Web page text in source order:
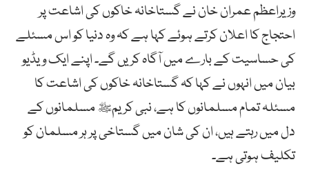
وزیراعظم عمران خان نے گستاخانہ خاکوں کی اشاعت پر
احتجاج کا اعلان کرتے ہوئے کہا ہے کہ وہ دنیا کو اس مسئلے
کی حساسیت کے بارے میں آگاہ کریں گے۔ اپنے ایک ویڈیو
بیان میں انہوں نے کہا کہ گستاخانہ خاکوں کی اشاعت کا
مسئلہ تمام مسلمانوں کا ہے، نبی کریمﷺ مسلمانوں کے
دل میں رہتے ہیں، ان کی شان میں گستاخی پر ہر مسلمان کو
تکلیف ہوتی ہے۔